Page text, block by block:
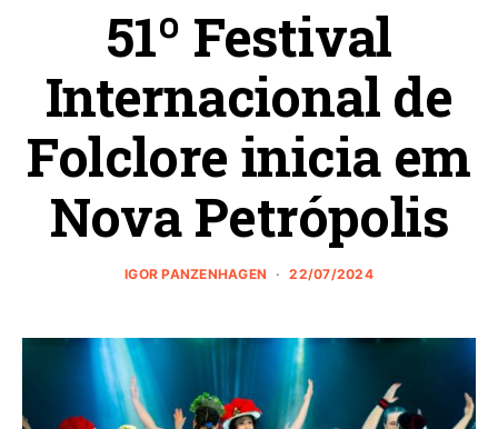
51º Festival
Internacional de
Folclore inicia em
Nova Petrópolis
IGOR PANZENHAGEN 22/07/2024